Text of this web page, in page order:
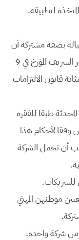
لتطبيقه.
بصفة مشتركة أن
يقمن بتكوين شركة خاضعة لأحكام الظهير الشريف المؤرخ في 9
(12 أغسطس 1913) بمثابة قانون الالتزامات
طبقا للفقرة
وفقا لأحكام هذا
أن تحمل الشركة
للشريكات.
موطنهن المهني
من شركة واحدة.